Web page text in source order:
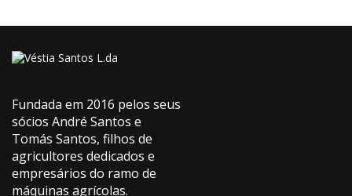
Fundada em 2016 pelos seus
sócios André Santos e
Tomás Santos, filhos de
agricultores dedicados e
empresários do ramo de
máquinas agrícolas.